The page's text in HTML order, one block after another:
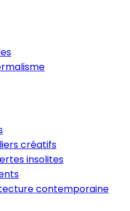
créatifs
insolites
contemporaine